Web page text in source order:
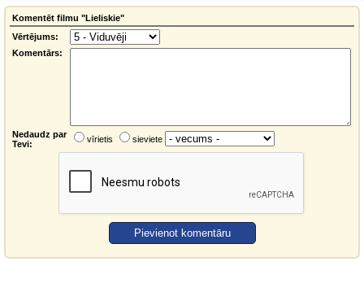
Komentēt filmu "Lieliskie"
Vērtējums:
Komentārs:
Nedaudz par
Tevi:
vīrietis sieviete